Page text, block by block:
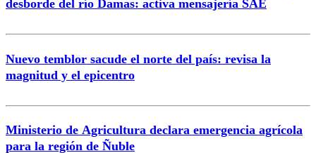
desborde del río Damas: activa mensajería SAE
Nuevo temblor sacude el norte del país: revisa la
magnitud y el epicentro
Ministerio de Agricultura declara emergencia agrícola
para la región de Ñuble